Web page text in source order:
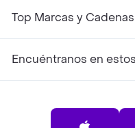
Top Marcas y
Encuéntranos en